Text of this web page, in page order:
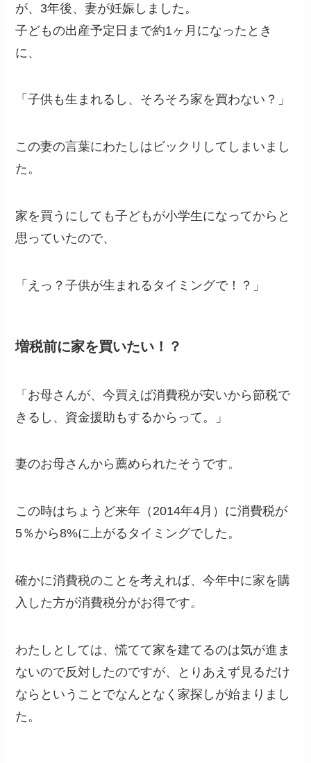
が、3年後、妻が妊娠しました。
子どもの出産予定日まで約1ヶ月になったとき
に、
「子供も生まれるし、そろそろ家を買わない？」
この妻の言葉にわたしはビックリしてしまいまし
た。
家を買うにしても子どもが小学生になってからと
思っていたので、
「えっ？子供が生まれるタイミングで！？」
増税前に家を買いたい！？
「お母さんが、今買えば消費税が安いから節税で
きるし、資金援助もするからって。」
妻のお母さんから薦められたそうです。
この時はちょうど来年（2014年4月）に消費税が
5％から8%に上がるタイミングでした。
確かに消費税のことを考えれば、今年中に家を購
入した方が消費税分がお得です。
わたしとしては、慌てて家を建てるのは気が進ま
ないので反対したのですが、とりあえず見るだけ
ならということでなんとなく家探しが始まりまし
た。